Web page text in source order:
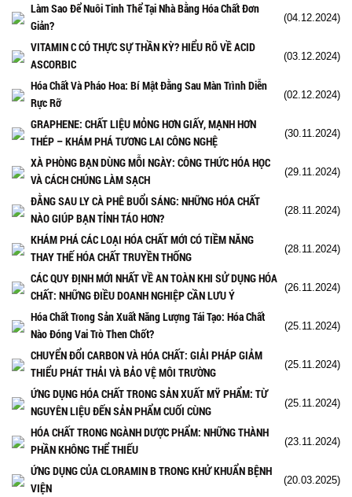
Làm Sao Để Nuôi Tinh Thể Tại Nhà Bằng Hóa Chất Đơn
Giản?
(04.12.2024)
VITAMIN C CÓ THỰC SỰ THẦN KỲ? HIỂU RÕ VỀ ACID
ASCORBIC
(03.12.2024)
Hóa Chất Và Pháo Hoa: Bí Mật Đằng Sau Màn Trình Diễn
Rực Rỡ
(02.12.2024)
GRAPHENE: CHẤT LIỆU MỎNG HƠN GIẤY, MẠNH HƠN
THÉP – KHÁM PHÁ TƯƠNG LAI CÔNG NGHỆ
(30.11.2024)
XÀ PHÒNG BẠN DÙNG MỖI NGÀY: CÔNG THỨC HÓA HỌC
VÀ CÁCH CHÚNG LÀM SẠCH
(29.11.2024)
ĐẰNG SAU LY CÀ PHÊ BUỔI SÁNG: NHỮNG HÓA CHẤT
NÀO GIÚP BẠN TỈNH TÁO HƠN?
(28.11.2024)
KHÁM PHÁ CÁC LOẠI HÓA CHẤT MỚI CÓ TIỀM NĂNG
THAY THẾ HÓA CHẤT TRUYỀN THỐNG
(28.11.2024)
CÁC QUY ĐỊNH MỚI NHẤT VỀ AN TOÀN KHI SỬ DỤNG HÓA
CHẤT: NHỮNG ĐIỀU DOANH NGHIỆP CẦN LƯU Ý
(26.11.2024)
Hóa Chất Trong Sản Xuất Năng Lượng Tái Tạo: Hóa Chất
Nào Đóng Vai Trò Then Chốt?
(25.11.2024)
CHUYỂN ĐỔI CARBON VÀ HÓA CHẤT: GIẢI PHÁP GIẢM
THIỂU PHÁT THẢI VÀ BẢO VỆ MÔI TRƯỜNG
(25.11.2024)
ỨNG DỤNG HÓA CHẤT TRONG SẢN XUẤT MỸ PHẨM: TỪ
NGUYÊN LIỆU ĐẾN SẢN PHẨM CUỐI CÙNG
(25.11.2024)
HÓA CHẤT TRONG NGÀNH DƯỢC PHẨM: NHỮNG THÀNH
PHẦN KHÔNG THỂ THIẾU
(23.11.2024)
ỨNG DỤNG CỦA CLORAMIN B TRONG KHỬ KHUẨN BỆNH
VIỆN
(20.03.2025)